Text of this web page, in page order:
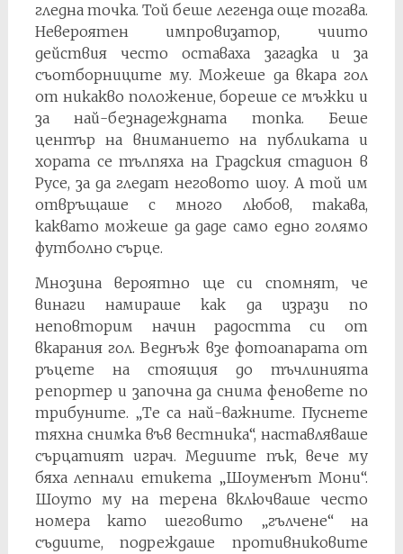
гледна точка. Той беше легенда още тогава.
Невероятен импровизатор, чиито
действия често оставаха загадка и за
съотборниците му. Можеше да вкара гол
от никакво положение, бореше се мъжки и
за най-безнадеждната топка. Беше
център на вниманието на публиката и
хората се тълпяха на Градския стадион в
Русе, за да гледат неговото шоу. А той им
отвръщаше с много любов, такава,
каквато можеше да даде само едно голямо
футболно сърце.
Мнозина вероятно ще си спомнят, че
винаги намираше как да изрази по
неповторим начин радостта си от
вкарания гол. Веднъж взе фотоапарата от
ръцете на стоящия до тъчлинията
репортер и започна да снима феновете по
трибуните. „Те са най-важните. Пуснете
тяхна снимка във вестника“, наставляваше
сърцатият играч. Медиите пък, вече му
бяха лепнали етикета „Шоуменът Мони“.
Шоуто му на терена включваше често
номера като шеговито „гълчене“ на
съдиите, подреждаше противниковите